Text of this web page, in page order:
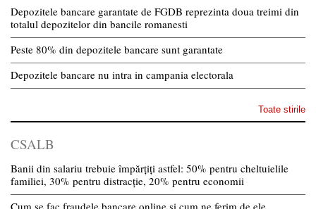
Depozitele bancare garantate de FGDB reprezinta doua treimi din
totalul depozitelor din bancile romanesti
Peste 80% din depozitele bancare sunt garantate
Depozitele bancare nu intra in campania electorala
Toate stirile
CSALB
Banii din salariu trebuie împărțiți astfel: 50% pentru cheltuielile
familiei, 30% pentru distracție, 20% pentru economii
Cum se fac fraudele bancare online și cum ne ferim de ele